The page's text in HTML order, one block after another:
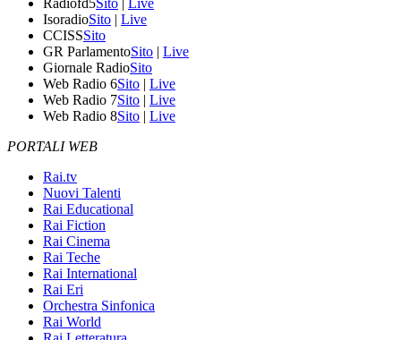
Radiofd5Sito | Live
IsoradioSito | Live
CCISSSito
GR ParlamentoSito | Live
Giornale RadioSito
Web Radio 6Sito | Live
Web Radio 7Sito | Live
Web Radio 8Sito | Live
PORTALI WEB
Rai.tv
Nuovi Talenti
Rai Educational
Rai Fiction
Rai Cinema
Rai Teche
Rai International
Rai Eri
Orchestra Sinfonica
Rai World